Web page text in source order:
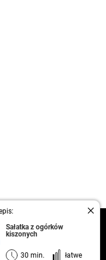
Sałatka z ogórków
kiszonych
30 min. łatwe